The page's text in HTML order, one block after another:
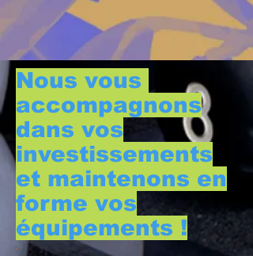
Nous vous
accompagnons
dans vos
investissements
et maintenons en
forme vos
équipements !